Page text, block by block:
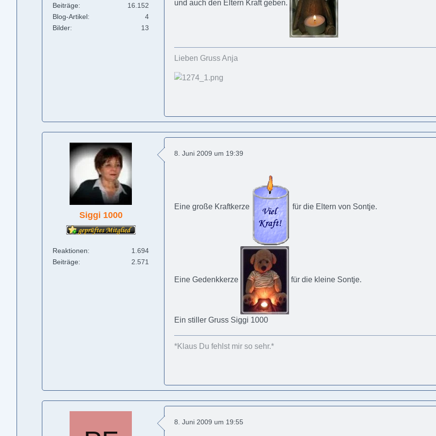
Beiträge
16.152
Blog-Artikel
4
Bilder
13
und auch den Eltern Kraft geben.
Lieben Gruss Anja
Siggi 1000
Reaktionen
1.694
Beiträge
2.571
8. Juni 2009 um 19:39
Eine große Kraftkerze für die Eltern von Sontje.
Eine Gedenkkerze für die kleine Sontje.
Ein stiller Gruss Siggi 1000
*Klaus Du fehlst mir so sehr.*
8. Juni 2009 um 19:55